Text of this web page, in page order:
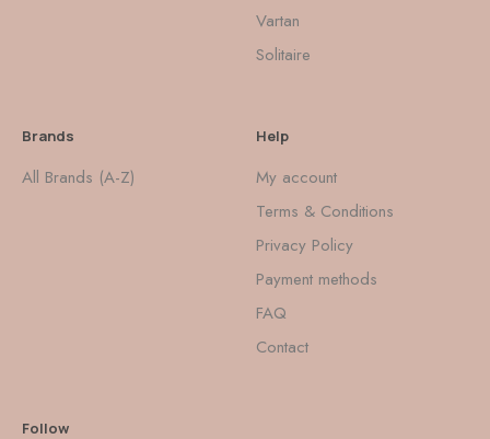
Vartan
Solitaire
Brands
All Brands (A-Z)
Help
My account
Terms & Conditions
Privacy Policy
Payment methods
FAQ
Contact
Follow